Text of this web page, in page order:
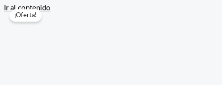
Ir al contenido
¡Oferta!